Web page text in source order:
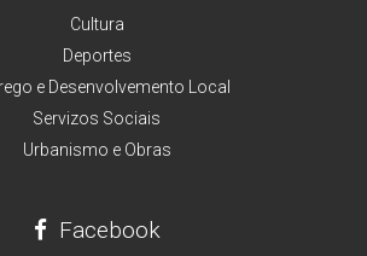
Cultura
Deportes
e Desenvolvemento Local
Servizos Sociais
Urbanismo e Obras
Facebook